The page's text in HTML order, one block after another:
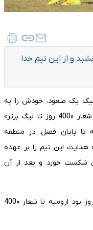
و از این تیم جدا
لیگ یک صعود، خودش را به
عنوان یک مدعی جدی معرفی کرد. آنها از شعار «400 روز تا لیگ برتر»
اما حالا در فاصله 9 هفته تا پایان فصل، در منطقه
هدایت این تیم را بر عهده
شکست خورد و بعد از آن
مرادی درباره همخوانی نداشتن وضعیت امروز نود ارومیه با شعار «400